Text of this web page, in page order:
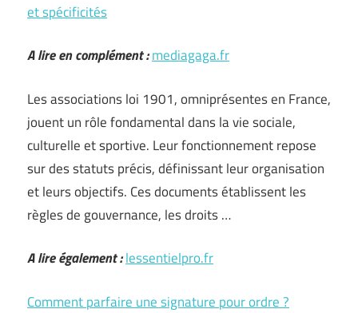
et spécificités
A lire en complément :mediagaga.fr
Les associations loi 1901, omniprésentes en France,
jouent un rôle fondamental dans la vie sociale,
culturelle et sportive. Leur fonctionnement repose
sur des statuts précis, définissant leur organisation
et leurs objectifs. Ces documents établissent les
règles de gouvernance, les droits …
A lire également :lessentielpro.fr
Comment parfaire une signature pour ordre ?